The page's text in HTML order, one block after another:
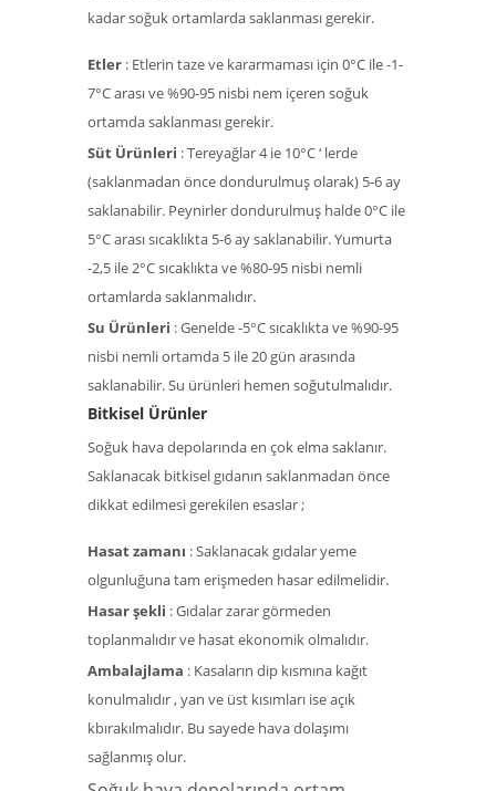
kadar soğuk ortamlarda saklanması gerekir.
Etler : Etlerin taze ve kararmaması için 0°C ile -1-
7°C arası ve %90-95 nisbi nem içeren soğuk
ortamda saklanması gerekir.
Süt Ürünleri : Tereyağlar 4 ie 10°C ‘ lerde
(saklanmadan önce dondurulmuş olarak) 5-6 ay
saklanabilir. Peynirler dondurulmuş halde 0°C ile
5°C arası sıcaklıkta 5-6 ay saklanabilir. Yumurta
-2,5 ile 2°C sıcaklıkta ve %80-95 nisbi nemli
ortamlarda saklanmalıdır.
Su Ürünleri : Genelde -5°C sıcaklıkta ve %90-95
nisbi nemli ortamda 5 ile 20 gün arasında
saklanabilir. Su ürünleri hemen soğutulmalıdır.
Bitkisel Ürünler
Soğuk hava depolarında en çok elma saklanır.
Saklanacak bitkisel gıdanın saklanmadan önce
dikkat edilmesi gerekilen esaslar ;
Hasat zamanı : Saklanacak gıdalar yeme
olgunluğuna tam erişmeden hasar edilmelidir.
Hasar şekli : Gıdalar zarar görmeden
toplanmalıdır ve hasat ekonomik olmalıdır.
Ambalajlama : Kasaların dip kısmına kağıt
konulmalıdır , yan ve üst kısımları ise açık
kbırakılmalıdır. Bu sayede hava dolaşımı
sağlanmış olur.